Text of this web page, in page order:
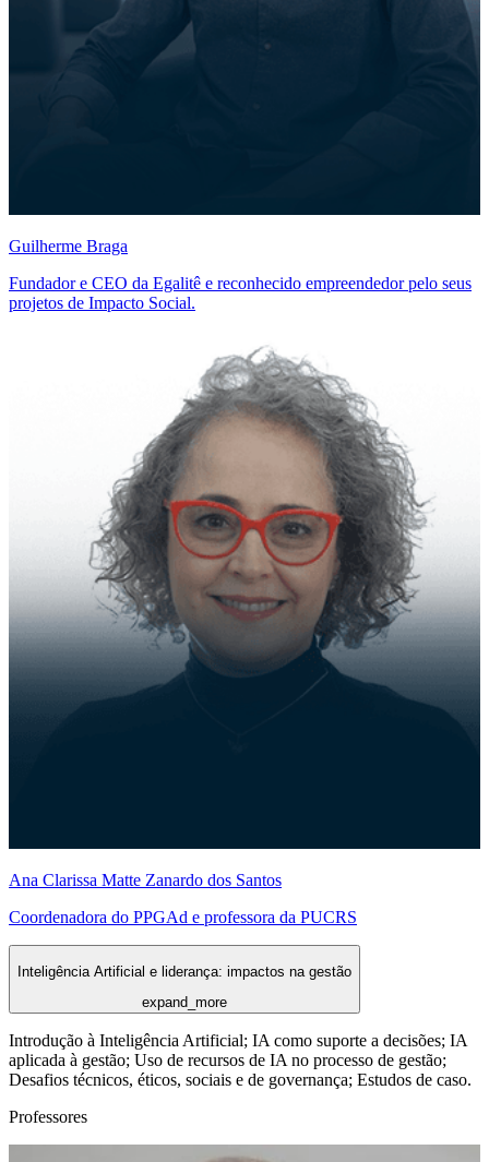
Guilherme Braga
Fundador e CEO da Egalitê e reconhecido empreendedor pelo seus
projetos de Impacto Social.
Ana Clarissa Matte Zanardo dos Santos
Coordenadora do PPGAd e professora da PUCRS
Inteligência Artificial e liderança: impactos na gestão
expand_more
Introdução à Inteligência Artificial; IA como suporte a decisões; IA
aplicada à gestão; Uso de recursos de IA no processo de gestão;
Desafios técnicos, éticos, sociais e de governança; Estudos de caso.
Professores